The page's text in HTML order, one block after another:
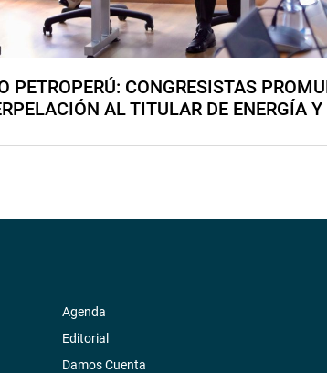
PETROPERÚ: CONGRESISTAS
AL TITULAR DE ENERGÍA
Agenda
Editorial
Damos Cuenta